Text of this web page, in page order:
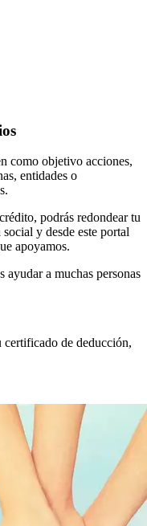
como objetivo acciones,
entidades o
podrás redondear tu
y desde este portal
apoyamos.
ayudar a muchas personas
certificado de deducción,